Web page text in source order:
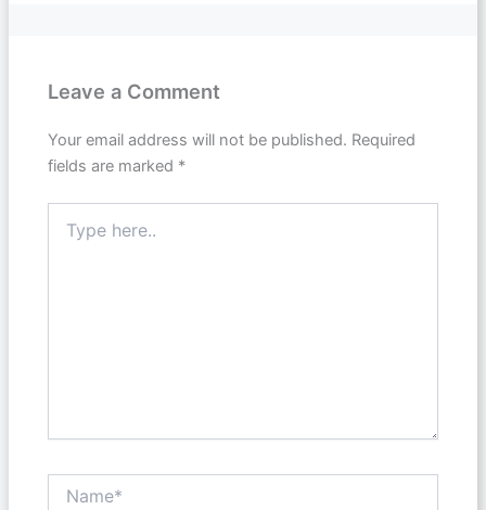
Leave a Comment
Your email address will not be published. Required
fields are marked *
here..